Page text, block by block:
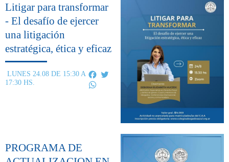
Litigar para transformar
- El desafío de ejercer
una litigación
estratégica, ética y eficaz
LUNES 24.08 DE 15:30 A
17:30 HS.
Facebook
PROGRAMA DE